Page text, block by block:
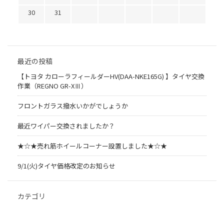
30
31
最近の投稿
【トヨタ カローラフィールダーHV(DAA-NKE165G) 】タイヤ交換
作業（REGNO GR-XⅢ）
フロントガラス撥水いかがでしょうか
最近ワイパー交換されましたか？
★☆★売れ筋ホイールコーナー設置しました★☆★
9/1(火)タイヤ価格改定のお知らせ
カテゴリ